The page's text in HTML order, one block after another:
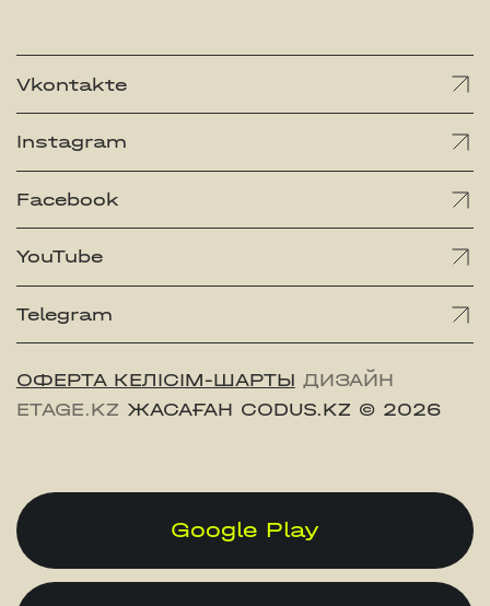
Vkontakte
Instagram
Facebook
YouTube
Telegram
ОФЕРТА КЕЛІСІМ-ШАРТЫ ДИЗАЙН
ETAGE.KZ ЖАСАҒАН CODUS.KZ © 2026
Google Play